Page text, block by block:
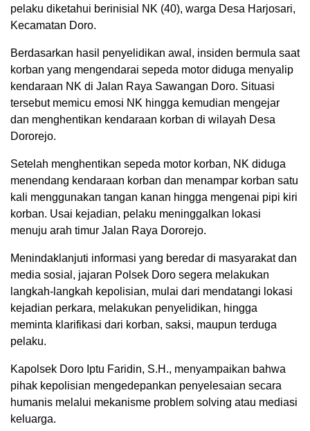
pelaku diketahui berinisial NK (40), warga Desa Harjosari,
Kecamatan Doro.
Berdasarkan hasil penyelidikan awal, insiden bermula saat
korban yang mengendarai sepeda motor diduga menyalip
kendaraan NK di Jalan Raya Sawangan Doro. Situasi
tersebut memicu emosi NK hingga kemudian mengejar
dan menghentikan kendaraan korban di wilayah Desa
Dororejo.
Setelah menghentikan sepeda motor korban, NK diduga
menendang kendaraan korban dan menampar korban satu
kali menggunakan tangan kanan hingga mengenai pipi kiri
korban. Usai kejadian, pelaku meninggalkan lokasi
menuju arah timur Jalan Raya Dororejo.
Menindaklanjuti informasi yang beredar di masyarakat dan
media sosial, jajaran Polsek Doro segera melakukan
langkah-langkah kepolisian, mulai dari mendatangi lokasi
kejadian perkara, melakukan penyelidikan, hingga
meminta klarifikasi dari korban, saksi, maupun terduga
pelaku.
Kapolsek Doro Iptu Faridin, S.H., menyampaikan bahwa
pihak kepolisian mengedepankan penyelesaian secara
humanis melalui mekanisme problem solving atau mediasi
keluarga.